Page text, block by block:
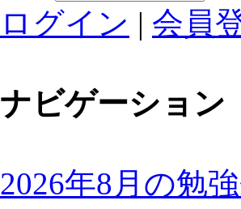
ログイン | 会員
ナビゲーション
2026年8月の勉